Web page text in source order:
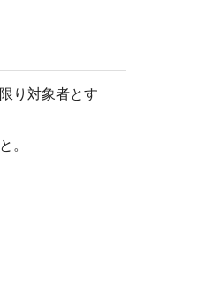
り対象者とす
。